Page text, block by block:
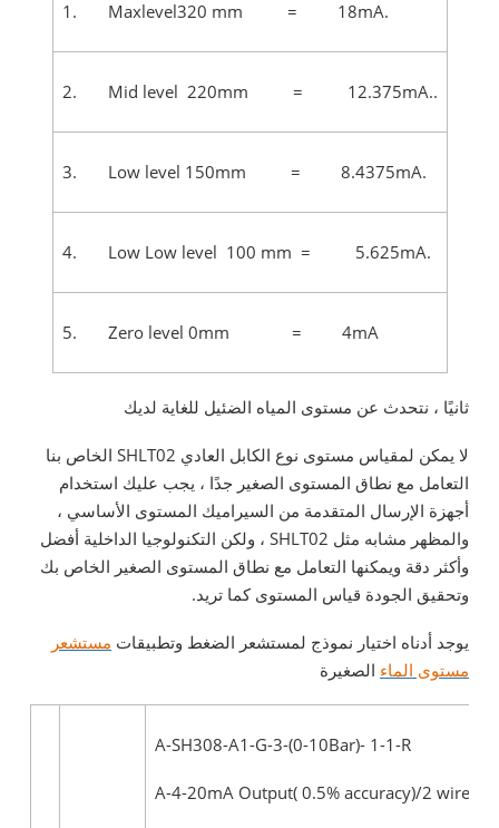
1. Maxlevel320 mm = 18mA.
2. Mid level 220mm = 12.375mA..
3. Low level 150mm = 8.4375mA.
4. Low Low level 100 mm = 5.625mA.
5. Zero level 0mm = 4mA
ثانيًا ، نتحدث عن مستوى المياه الضئيل للغاية لديك
لا يمكن لمقياس مستوى نوع الكابل العادي SHLT02 الخاص بنا
التعامل مع نطاق المستوى الصغير جدًا ، يجب عليك استخدام
أجهزة الإرسال المتقدمة من السيراميك المستوى الأساسي ،
والمظهر مشابه مثل SHLT02 ، ولكن التكنولوجيا الداخلية أفضل
وأكثر دقة ويمكنها التعامل مع نطاق المستوى الصغير الخاص بك
وتحقيق الجودة قياس المستوى كما تريد.
يوجد أدناه اختيار نموذج لمستشعر الضغط وتطبيقات مستشعر
مستوى الماء الصغيرة
A-SH308-A1-G-3-(0-10Bar)- 1-1-R
A-4-20mA Output( 0.5% accuracy)/2 wire